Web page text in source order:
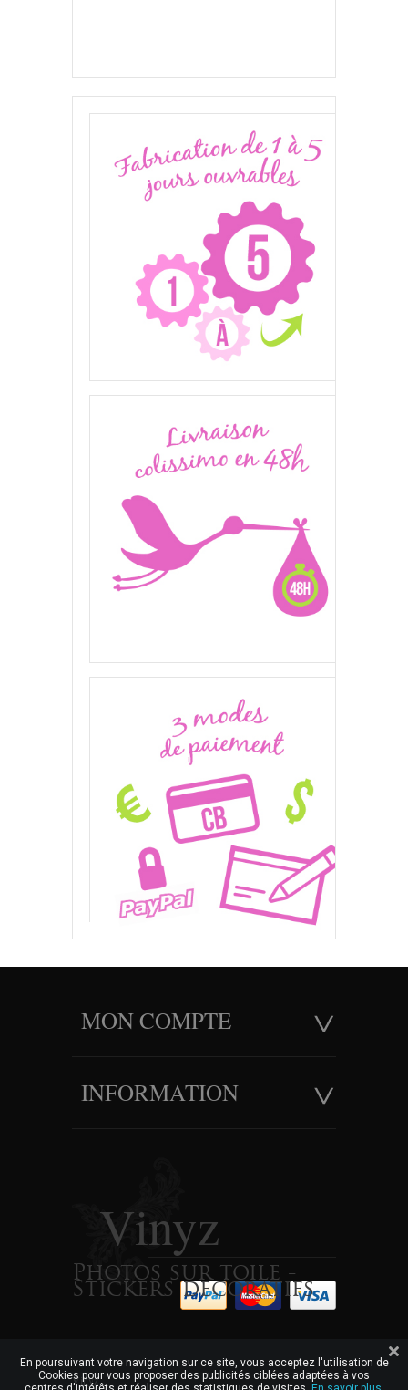
MON COMPTE
INFORMATION
Vinyz
Photos sur toile -
Stickers decoratifs
Vinyz
En poursuivant votre navigation sur ce site, vous acceptez l'utilisation de
Cookies pour vous proposer des publicités ciblées adaptées à vos